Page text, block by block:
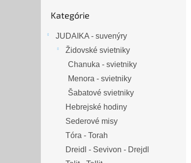
kategórie
Kategórie
JUDAIKA - suvenýry
Židovské svietniky
Chanuka - svietniky
Menora - svietniky
Šabatové svietniky
Hebrejské hodiny
Sederové misy
Tóra - Torah
Dreidl - Sevivon - Drejdl